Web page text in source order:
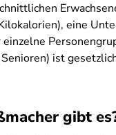
eine
ist
gibt